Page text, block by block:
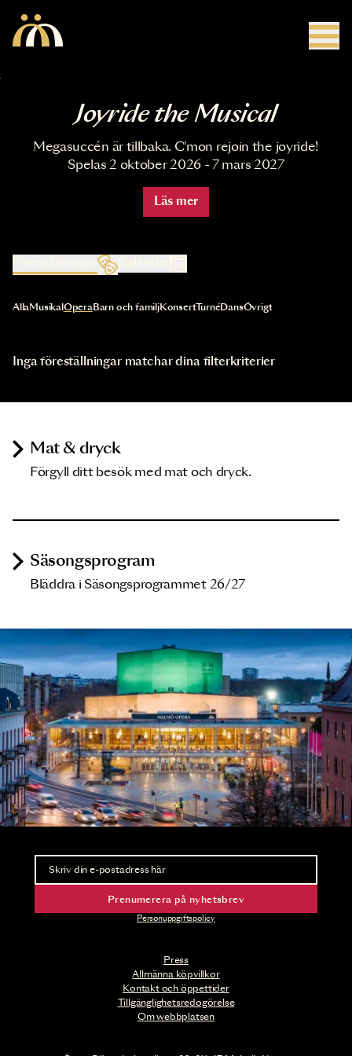
Joyride the Musical
Megasuccén är tillbaka. C'mon rejoin the joyride!
Spelas 2 oktober 2026 - 7 mars 2027
Läs mer
Kalender
Val av kategori uppdaterar innehållet automatiskt
AllaMusikal OperaBarn och familjKonsertTurnéDansÖvrigt
Inga föreställningar matchar dina filterkriterier
Mat & dryck
Förgyll ditt besök med mat och dryck.
Säsongsprogram
Bläddra i Säsongsprogrammet 26/27
Press
Allmänna köpvillkor
Kontakt och öppettider
Tillgänglighetsredogörelse
Om webbplatsen
Nyhetsbrev
Ta del av förhandsinformation och biljettsläpp.
Prenumerera på nyhetsbrev
Personuppgiftspolicy